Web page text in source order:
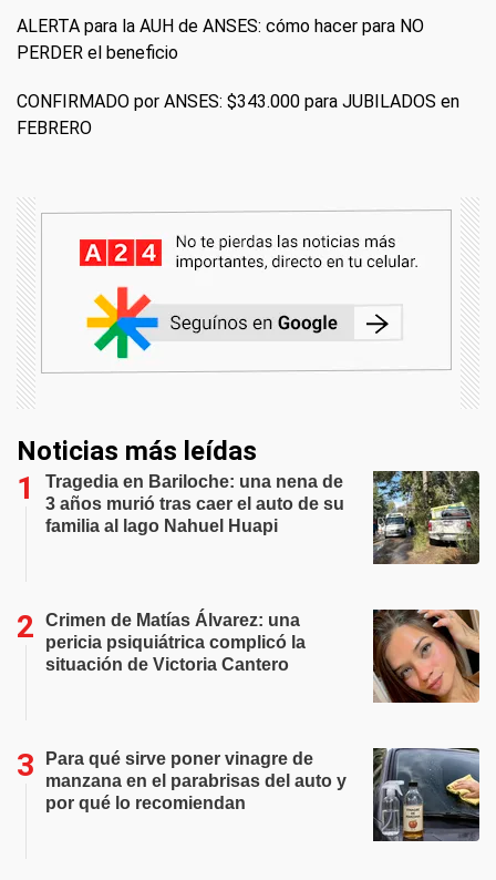
ALERTA para la AUH de ANSES: cómo hacer para NO
PERDER el beneficio
CONFIRMADO por ANSES: $343.000 para JUBILADOS en
FEBRERO
Noticias más leídas
Tragedia en Bariloche: una nena de
3 años murió tras caer el auto de su
familia al lago Nahuel Huapi
Crimen de Matías Álvarez: una
pericia psiquiátrica complicó la
situación de Victoria Cantero
Para qué sirve poner vinagre de
manzana en el parabrisas del auto y
por qué lo recomiendan